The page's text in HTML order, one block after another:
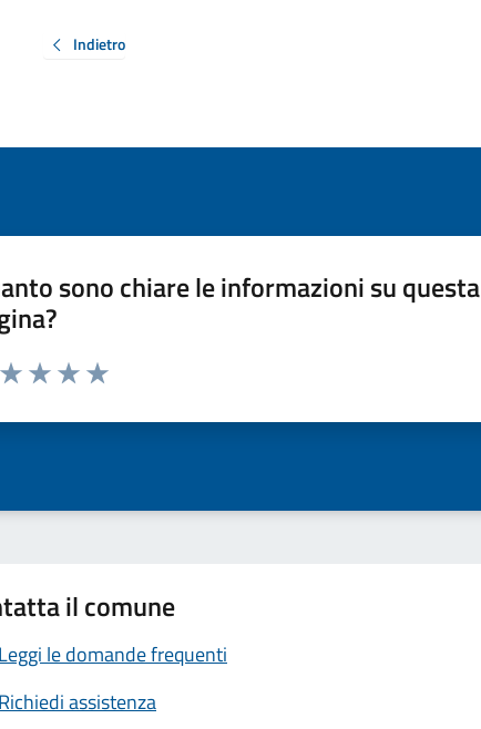
Indietro
sono chiare le informazioni su questa
da 1 a 5 stelle la pagina
il comune
Leggi le domande frequenti
Richiedi assistenza